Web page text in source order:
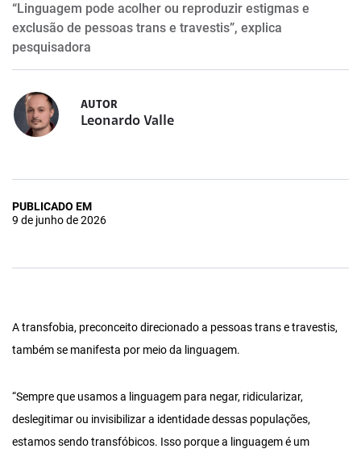
“Linguagem pode acolher ou reproduzir estigmas e
exclusão de pessoas trans e travestis”, explica
pesquisadora
AUTOR
Leonardo Valle
PUBLICADO EM
9 de junho de 2026
A transfobia, preconceito direcionado a pessoas trans e travestis,
também se manifesta por meio da linguagem.
“Sempre que usamos a linguagem para negar, ridicularizar,
deslegitimar ou invisibilizar a identidade dessas populações,
estamos sendo transfóbicos. Isso porque a linguagem é um